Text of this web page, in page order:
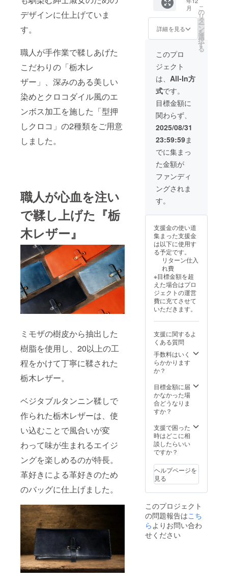
デザインに仕上げていま
す。
職人が手作業で鞣しあげた
こだわりの「栃木レ
ザー」、深みのある美しい
染めとクロコダイル風のエ
ンボス加工を施した「型押
しクロコ」の2種類をご用意
しました。
職人が心血を注い
で鞣し上げた『栃
木レザー』
ミモザの樹皮から抽出した
樹脂を使用し、20以上の工
程をかけて丁寧に鞣された
栃木レザー。
ベジタブルタンニン鞣しで
作られた栃木レザーは、使
い込むことで風合いが変
わって味が生まれるエイジ
ングを楽しめるのが特長。
革好きによる革好きのため
のバッグに仕上げました。
きな色
を2点お
選びい
ただけ
ンジブ
・ブ
ルー ・
ブラッ
ク ・
レッド
円(税込)
ベルト
3,980円
(税込)の
着10
セット
限定で
33%OF
Fにて販
売させ
ていた
だきま
す！ 栃
木レ
ザー本
体は以
下の3色
から好
きな色
を1点お
選びい
ただけ
ラック
・ブ
ルー ・
オレン
ジブラ
ウン 型
押しク
ロコ本
体は以
下の3色
から好
きな色
を1点お
選びい
ます。
・ブ
ラック
・ブ
ト ベル
トは以
下の4色
を2本お
選びい
ただけ
ます。
ンジブ
ラウン
・ブ
ルー ・
ク ・
レッド
ルダー
ベルト2
本) 通常
販売価
格 本体
53,000
円(税込)
ベルト
3,980円
(税込)の
ところ
を、先
着10
セット
限定で
33%OF
Fにて販
売させ
ていた
だきま
す！ 本
体は以
下の3色
から好
びいた
す。 ・
ブラッ
ク ・ブ
ルー ・
ホワイ
トは以
下の4色
から好
きな色
をお選
びいた
す。 ・
オレン
ジブラ
ウン ・
ブルー
ラック
・レッ
ド
月
詳細を見る
こ
の
リ
タ
ー
ン
を
選
択
す
る
このプロ
ジェクト
は、 All-In方
式です。
目標金額に
関わらず、
2025/08/31
23:59:59ま
でに集まっ
た金額が
ファンディ
ングされま
す。
支援金の使い道
集まった支援金
は以下に使用す
る予定です。
リターン仕入
れ費
※目標金額を超
えた場合はプロ
ジェクトの運営
費に充てさせて
いただきます。
支援に関するよ
くある質問
手数料はいく
らかかります
か？
目標金額に届
かなかった場
合どうなりま
すか？
支援で困った
時はどこに相
談したらいい
ですか？
ヘルプページを
見る
このプロジェクト
の問題報告はこち
らよりお問い合わ
せください